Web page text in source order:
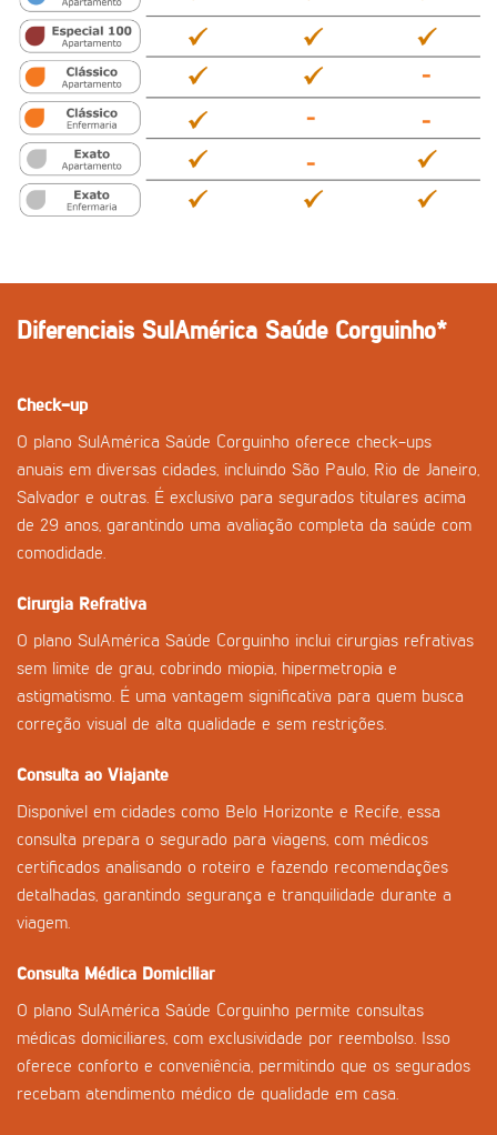
Diferenciais SulAmérica Saúde Corguinho*
Check-up
O plano SulAmérica Saúde Corguinho oferece check-ups
anuais em diversas cidades, incluindo São Paulo, Rio de Janeiro,
Salvador e outras. É exclusivo para segurados titulares acima
de 29 anos, garantindo uma avaliação completa da saúde com
comodidade.
Cirurgia Refrativa
O plano SulAmérica Saúde Corguinho inclui cirurgias refrativas
sem limite de grau, cobrindo miopia, hipermetropia e
astigmatismo. É uma vantagem significativa para quem busca
correção visual de alta qualidade e sem restrições.
Consulta ao Viajante
Disponível em cidades como Belo Horizonte e Recife, essa
consulta prepara o segurado para viagens, com médicos
certificados analisando o roteiro e fazendo recomendações
detalhadas, garantindo segurança e tranquilidade durante a
viagem.
Consulta Médica Domiciliar
O plano SulAmérica Saúde Corguinho permite consultas
médicas domiciliares, com exclusividade por reembolso. Isso
oferece conforto e conveniência, permitindo que os segurados
recebam atendimento médico de qualidade em casa.